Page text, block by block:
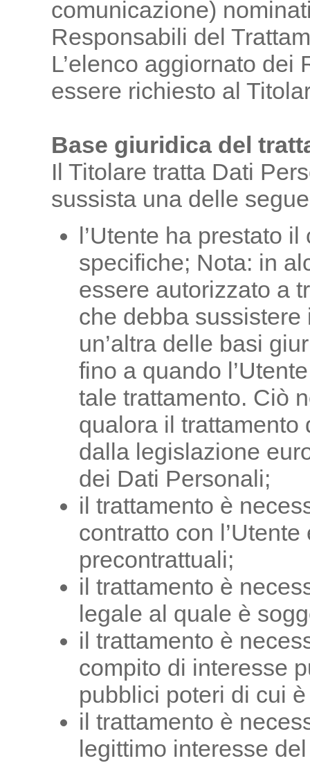
comunicazione)
Responsabili del
L’elenco aggiornato dei
essere richiesto al
Base giuridica del
Il Titolare tratta Dati
sussista una delle
l’Utente ha prestato
specifiche; Nota: in
essere autorizzato a
che debba sussistere
un’altra delle basi
fino a quando
tale trattamento. Ciò
qualora il
dalla legislazione
dei Dati Personali;
il trattamento è
contratto con
precontrattuali;
il trattamento è
legale al quale è
il trattamento è
compito di interesse
pubblici poteri di cui
il trattamento è
legittimo interesse